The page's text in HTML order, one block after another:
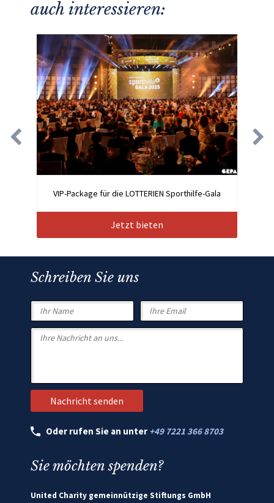
auch interessieren:
VIP-Package für die LOTTERIEN Sporthilfe-Gala
Jetzt bieten
Schreiben Sie uns
Oder rufen Sie an unter +49 7221 366 8703
Sie möchten spenden?
United Charity gemeinnützige Stiftungs GmbH